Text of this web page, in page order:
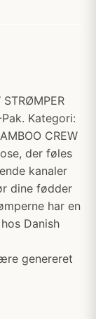
STRØMPER
Kategori:
CREW
der føles
kanaler
dine fødder
har en
Danish
genereret